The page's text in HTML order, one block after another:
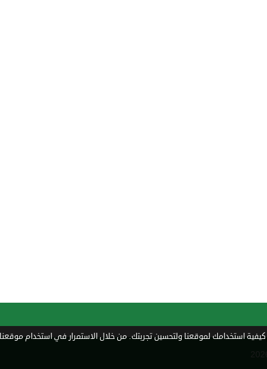
استخدامك لموقعنا ولتحسين تجربتك. من خلال الاستمرار في استخدام